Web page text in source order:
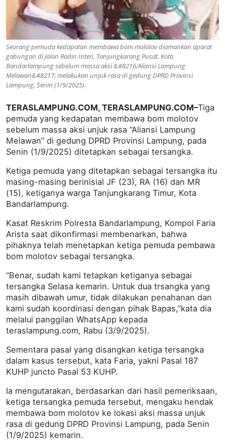
Seorang pemuda kedapatan membawa bom molotov diamankan aparat
gabungan di Jalan Radin Inten, Tanjungkarang Pusat, Kota
Bandarlampung sebelum massa aksi &#8216;Aliansi Lampung
Melawan&#8217; melakukan unjuk rasa di gedung DPRD Provinsi
Lampung, Senin (1/9/2025).
TERASLAMPUNG.COM, TERASLAMPUNG.COM–Tiga
pemuda yang kedapatan membawa bom molotov
sebelum massa aksi unjuk rasa “Aliansi Lampung
Melawan” di gedung DPRD Provinsi Lampung, pada
Senin (1/9/2025) ditetapkan sebagai tersangka.
Ketiga pemuda yang ditetapkan sebagai tersangka itu
masing-masing berinisial JF (23), RA (16) dan MR
(15), ketiganya warga Tanjungkarang Timur, Kota
Bandarlampung.
Kasat Reskrim Polresta Bandarlampung, Kompol Faria
Arista saat dikonfirmasi membenarkan, bahwa
pihaknya telah menetapkan ketiga pemuda pembawa
bom molotov sebagai tersangka.
“Benar, sudah kami tetapkan ketiganya sebagai
tersangka Selasa kemarin. Untuk dua trsangka yang
masih dibawah umur, tidak dilakukan penahanan dan
kami sudah koordinasi dengan pihak Bapas,”kata dia
melalui panggilan WhatsApp kepada
teraslampung.com, Rabu (3/9/2025).
Sementara pasal yang disangkan ketiga tersangka
dalam kasus tersebut, kata Faria, yakni Pasal 187
KUHP juncto Pasal 53 KUHP.
Ia mengutarakan, berdasarkan dari hasil pemeriksaan,
ketiga tersangka pemuda tersebut, mengaku hendak
membawa bom molotov ke lokasi aksi massa unjuk
rasa di gedung DPRD Provinsi Lampung, pada Senin
(1/9/2025) kemarin.